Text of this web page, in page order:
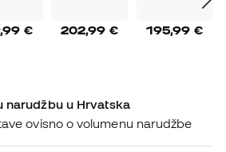
€ 202,99 € 195,99 €
narudžbu u Hrvatska
ovisno o volumenu narudžbe